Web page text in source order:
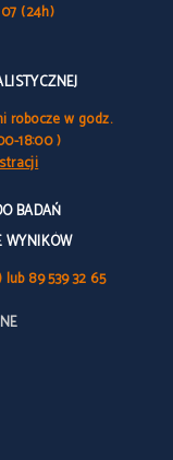
07 (24h)
robocze w godz.
18:00 )
BADAŃ
WYNIKÓW
89 539 32 65